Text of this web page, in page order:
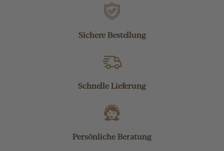
Sichere Bestellung
Schnelle Lieferung
Persönliche Beratung